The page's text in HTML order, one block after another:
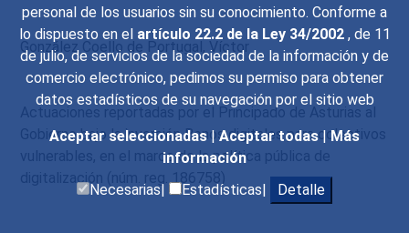
personal de los usuarios sin su conocimiento. Conforme a
lo dispuesto en el artículo 22.2 de la Ley 34/2002 , de 11
de julio, de servicios de la sociedad de la información y de
comercio electrónico, pedimos su permiso para obtener
datos estadísticos de su navegación por el sitio web
Aceptar seleccionadas|Aceptar todas|Más
información
Necesarias|
Estadísticas| Detalle
González Coello de Portugal, Víctor
Actuaciones reportadas por el Principado de Asturias al
Gobierno bajo la inversión Bonos digitales para colectivos
vulnerables, en el marco de la política pública de
digitalización (núm. reg. 186758)